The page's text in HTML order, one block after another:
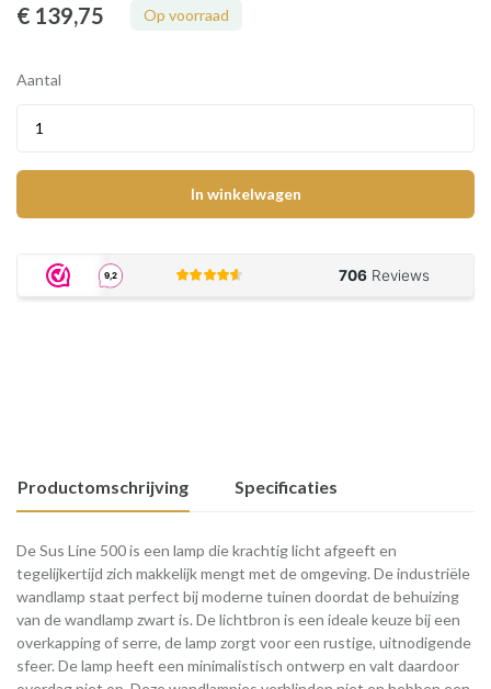
€ 139,75 Op voorraad
Aantal
In winkelwagen
Productomschrijving Specificaties
De Sus Line 500 is een lamp die krachtig licht afgeeft en
tegelijkertijd zich makkelijk mengt met de omgeving. De industriële
wandlamp staat perfect bij moderne tuinen doordat de behuizing
van de wandlamp zwart is. De lichtbron is een ideale keuze bij een
overkapping of serre, de lamp zorgt voor een rustige, uitnodigende
sfeer. De lamp heeft een minimalistisch ontwerp en valt daardoor